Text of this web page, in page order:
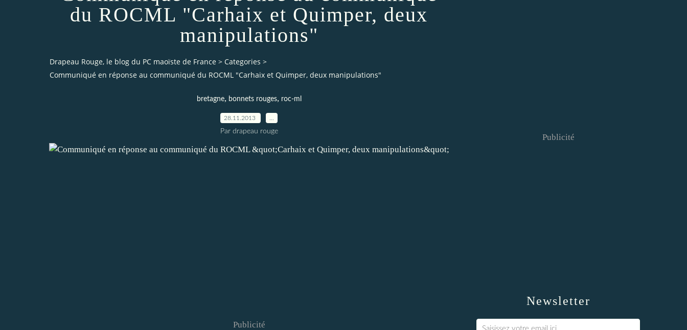
du ROCML "Carhaix et Quimper, deux
manipulations"
Drapeau Rouge, le blog du PC maoïste de France > Categories >
Communiqué en réponse au communiqué du ROCML "Carhaix et Quimper, deux manipulations"
bretagne, bonnets rouges, roc-ml
28.11.2013
Par drapeau rouge
Publicité
Newsletter
Publicité